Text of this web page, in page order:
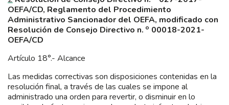
OEFA/CD, Reglamento del Procedimiento
Administrativo Sancionador del OEFA, modificado con
Resolución de Consejo Directivo n. o 00018-2021-
OEFA/CD
Artículo 18°.- Alcance
Las medidas correctivas son disposiciones contenidas en la
resolución final, a través de las cuales se impone al
administrado una orden para revertir, o disminuir en lo